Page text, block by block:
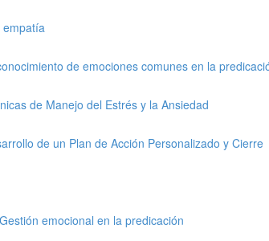
de emociones comunes en la
de Manejo del Estrés y la Ansiedad
de un Plan de Acción Personalizado y Cierre
emocional en la predicación